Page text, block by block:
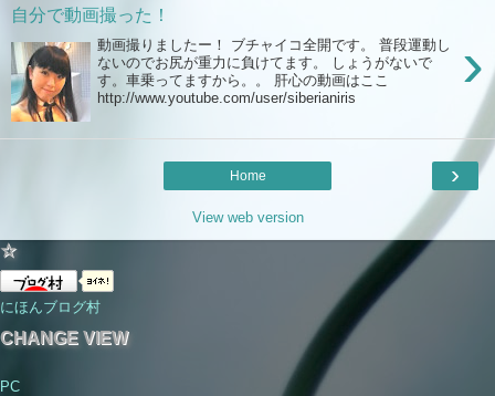
自分で動画撮った！
›
動画撮りましたー！ ブチャイコ全開です。 普段運動し
ないのでお尻が重力に負けてます。 しょうがないで
す。車乗ってますから。。 肝心の動画はここ
http://www.youtube.com/user/siberianiris
›
Home
View web version
☆
にほんブログ村
CHANGE VIEW
PC